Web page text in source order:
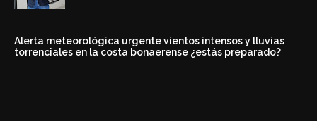
Alerta meteorológica urgente vientos intensos y lluvias
torrenciales en la costa bonaerense ¿estás preparado?